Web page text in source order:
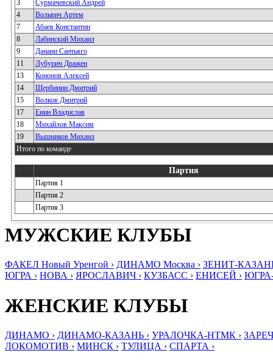
3
Сурмачевский Андрей
4
Вольвич Артем
7
Абаев Константин
8
Лабинский Михаил
9
Данани Сантьяго
11
Лубурич Дражен
13
Кононов Алексей
14
Щербинин Дмитрий
15
Волков Дмитрий
17
Енин Владислав
18
Михайлов Максим
19
Вышников Михаил
Итого по команде
Партия
Партия 1
Партия 2
Партия 3
МУЖСКИЕ КЛУБЫ
ФАКЕЛ Новый Уренгой › ДИНАМО Москва › ЗЕНИТ-
ЮГРА › НОВА › ЯРОСЛАВИЧ › КУЗБАСС › ЕНИСЕЙ ›
ЖЕНСКИЕ КЛУБЫ
ДИНАМО › ДИНАМО-КАЗАНЬ › УРАЛОЧКА-НТМК ›
ЛОКОМОТИВ › МИНСК › ТУЛИЦА › СПАРТА ›